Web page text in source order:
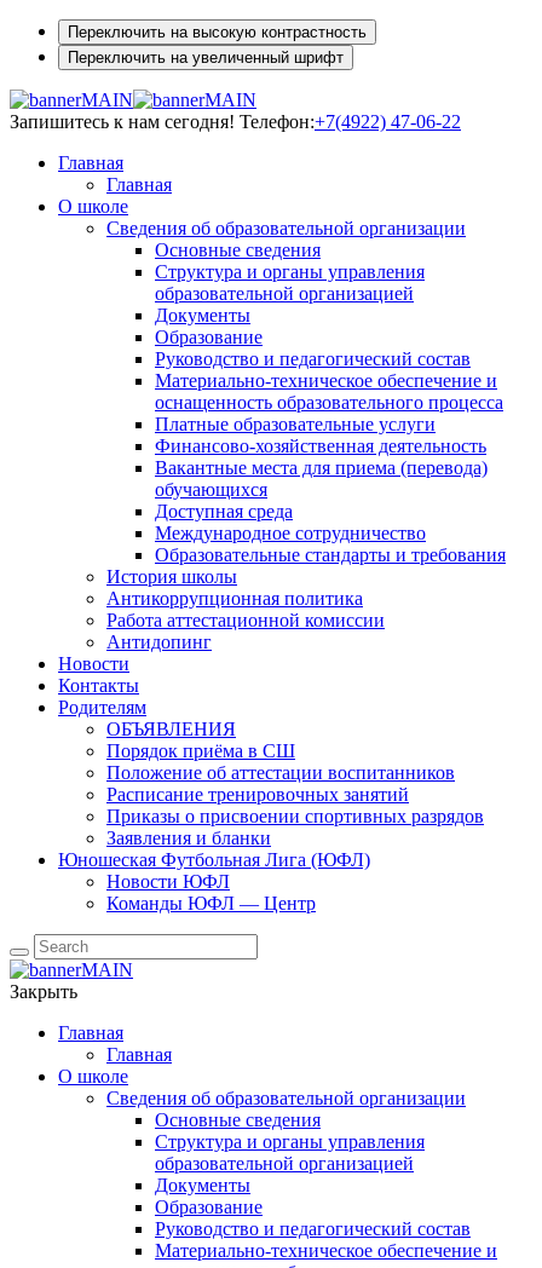
Переключить на высокую контрастность
Переключить на увеличенный шрифт
Запишитесь к нам сегодня! Телефон:+7(4922) 47-06-22
Главная
Главная
О школе
Сведения об образовательной организации
Основные сведения
Структура и органы управления
образовательной организацией
Документы
Образование
Руководство и педагогический состав
Материально-техническое обеспечение и
оснащенность образовательного процесса
Платные образовательные услуги
Финансово-хозяйственная деятельность
Вакантные места для приема (перевода)
обучающихся
Доступная среда
Международное сотрудничество
Образовательные стандарты и требования
История школы
Антикоррупционная политика
Работа аттестационной комиссии
Антидопинг
Новости
Контакты
Родителям
ОБЪЯВЛЕНИЯ
Порядок приёма в СШ
Положение об аттестации воспитанников
Расписание тренировочных занятий
Приказы о присвоении спортивных разрядов
Заявления и бланки
Юношеская Футбольная Лига (ЮФЛ)
Новости ЮФЛ
Команды ЮФЛ — Центр
Закрыть
Главная
Главная
О школе
Сведения об образовательной организации
Основные сведения
Структура и органы управления
образовательной организацией
Документы
Образование
Руководство и педагогический состав
Материально-техническое обеспечение и